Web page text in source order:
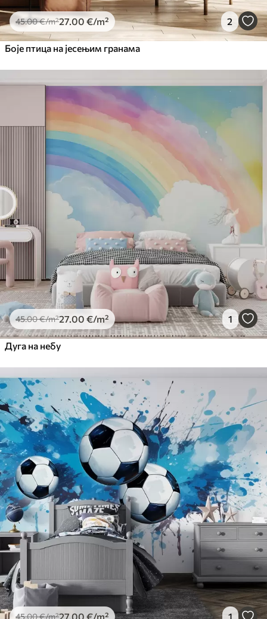
81.6749.00€/m²
45.00€/m²27 .00 €/m² 2
Боје птица на јесењим гранама
45.00€/m²27 .00 €/m² 1
Дуга на небу
45.00€/m²27 .00 €/m² 1